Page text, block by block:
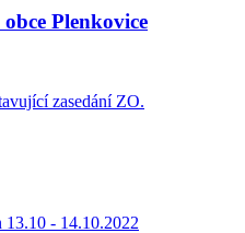
Plenkovice
zasedání ZO.
13.10 - 14.10.2022